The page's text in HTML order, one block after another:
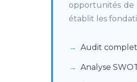
opportunités de
établit les
Audit
Analyse